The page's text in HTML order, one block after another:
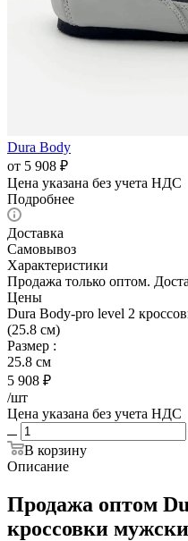
Dura Body
от 5 908 ₽
Цена указана без учета НДС
Подробнее
Доставка
Самовывоз
Характеристики
Продажа только оптом.
Цены
Dura Body-pro level 2
(25.8 см)
Размер :
25.8 см
5 908 ₽
/шт
Цена указана без учета НДС
В корзину
Описание
Продажа оптом
кроссовки